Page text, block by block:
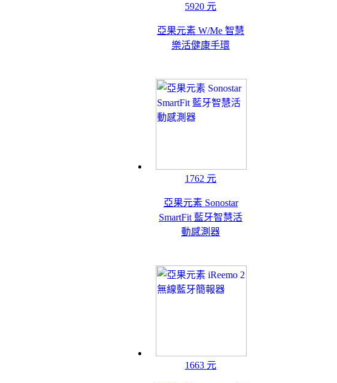
5920 元
亞果元素 W/Me 智慧
樂活健康手環
1762 元
亞果元素 Sonostar
SmartFit 藍牙智慧活
動感測器
1663 元